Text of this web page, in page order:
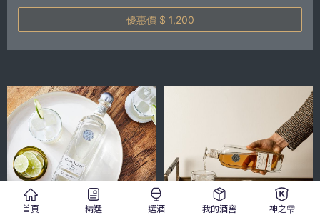
優惠價 $ 1,200
首頁 精選 選酒 我的酒窖 神之雫